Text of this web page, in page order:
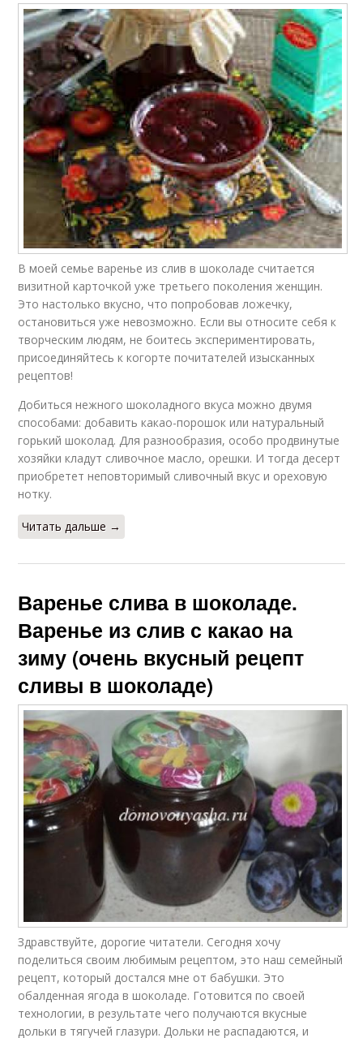
В моей семье варенье из слив в шоколаде считается
визитной карточкой уже третьего поколения женщин.
Это настолько вкусно, что попробовав ложечку,
остановиться уже невозможно. Если вы относите себя к
творческим людям, не боитесь экспериментировать,
присоединяйтесь к когорте почитателей изысканных
рецептов!
Добиться нежного шоколадного вкуса можно двумя
способами: добавить какао-порошок или натуральный
горький шоколад. Для разнообразия, особо продвинутые
хозяйки кладут сливочное масло, орешки. И тогда десерт
приобретет неповторимый сливочный вкус и ореховую
нотку.
Читать дальше →
Варенье слива в шоколаде.
Варенье из слив с какао на
зиму (очень вкусный рецепт
сливы в шоколаде)
Здравствуйте, дорогие читатели. Сегодня хочу
поделиться своим любимым рецептом, это наш семейный
рецепт, который достался мне от бабушки. Это
обалденная ягода в шоколаде. Готовится по своей
технологии, в результате чего получаются вкусные
дольки в тягучей глазури. Дольки не распадаются, и